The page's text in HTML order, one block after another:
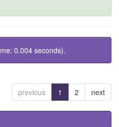
0.004 seconds).
previous 1 2 next